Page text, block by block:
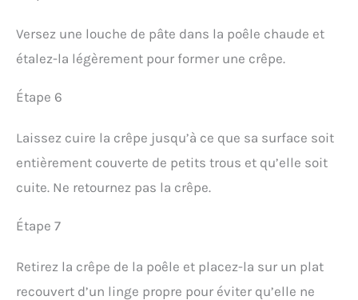
Versez une louche de pâte dans la poêle chaude et
étalez-la légèrement pour former une crêpe.
Étape 6
Laissez cuire la crêpe jusqu’à ce que sa surface soit
entièrement couverte de petits trous et qu’elle soit
cuite. Ne retournez pas la crêpe.
Étape 7
Retirez la crêpe de la poêle et placez-la sur un plat
recouvert d’un linge propre pour éviter qu’elle ne